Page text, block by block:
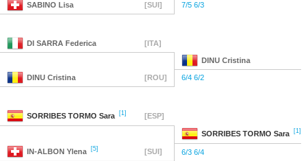
SABINO Lisa [SUI] 7/5 6/3
DI SARRA Federica [ITA]
DINU Cristina
DINU Cristina [ROU] 6/4 6/2
SORRIBES TORMO Sara [1] [ESP]
SORRIBES TORMO Sara [1]
IN-ALBON Ylena [5] [SUI] 6/3 6/4